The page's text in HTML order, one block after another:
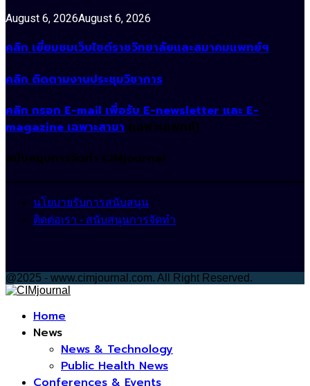
August 6, 2026August 6, 2026
คลิก เยี่ยมชมเว็บไซต์ราชวิทยาลัยและสมาคมแพทย์ฯ
คลิก ติดตามงานประชุมวิชาการ
คลิก กรอก E-mail เพื่อรับ E-newsletter และ E-
magazine เฉพาะสาขา (เฉพาะแพทย์)
สนับสนุนการจัดทำ CIMjournal
นโยบายรับการสนับสนุน
ติดต่อเรา - สนับสนุนการจัดทำ
@2025 - www.cimjournal.com. All Right Reserved.
Home
News
News & Technology
Public Health News